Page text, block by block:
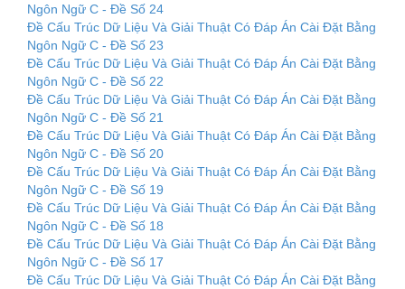
Ngôn Ngữ C - Đề Số 24
Đề Cấu Trúc Dữ Liệu Và Giải Thuật Có Đáp Án Cài Đặt Bằng
Ngôn Ngữ C - Đề Số 23
Đề Cấu Trúc Dữ Liệu Và Giải Thuật Có Đáp Án Cài Đặt Bằng
Ngôn Ngữ C - Đề Số 22
Đề Cấu Trúc Dữ Liệu Và Giải Thuật Có Đáp Án Cài Đặt Bằng
Ngôn Ngữ C - Đề Số 21
Đề Cấu Trúc Dữ Liệu Và Giải Thuật Có Đáp Án Cài Đặt Bằng
Ngôn Ngữ C - Đề Số 20
Đề Cấu Trúc Dữ Liệu Và Giải Thuật Có Đáp Án Cài Đặt Bằng
Ngôn Ngữ C - Đề Số 19
Đề Cấu Trúc Dữ Liệu Và Giải Thuật Có Đáp Án Cài Đặt Bằng
Ngôn Ngữ C - Đề Số 18
Đề Cấu Trúc Dữ Liệu Và Giải Thuật Có Đáp Án Cài Đặt Bằng
Ngôn Ngữ C - Đề Số 17
Đề Cấu Trúc Dữ Liệu Và Giải Thuật Có Đáp Án Cài Đặt Bằng